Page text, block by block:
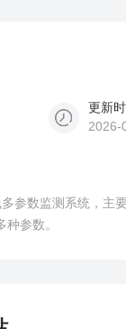
更新
2026-
参数监测系统，主
参数。